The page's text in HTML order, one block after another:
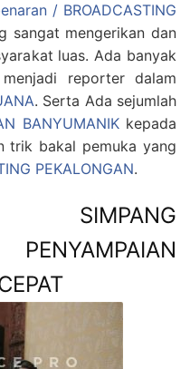
/ BROADCASTING
sangat mengerikan dan
luas. Ada banyak
reporter dalam
. Serta Ada sejumlah
BANYUMANIKkepada
trik bakal pemuka yang
PEKALONGAN.
SIMPANG